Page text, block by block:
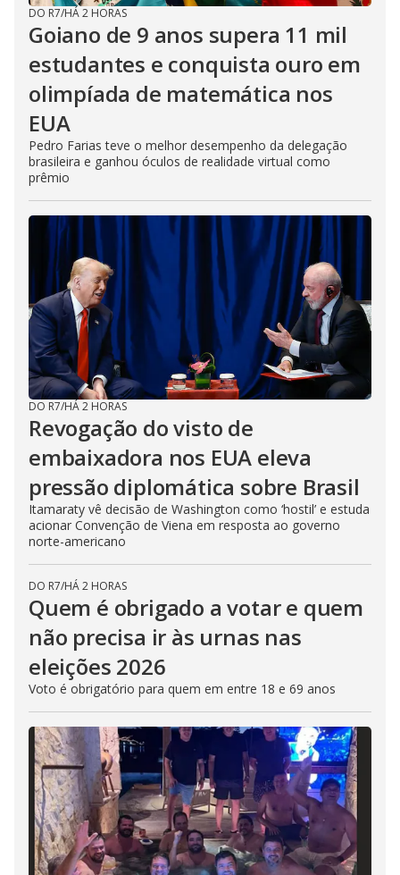
DO R7/HÁ 2 HORAS
Goiano de 9 anos supera 11 mil
estudantes e conquista ouro em
olimpíada de matemática nos
EUA
Pedro Farias teve o melhor desempenho da delegação
brasileira e ganhou óculos de realidade virtual como
prêmio
DO R7/HÁ 2 HORAS
Revogação do visto de
embaixadora nos EUA eleva
pressão diplomática sobre Brasil
Itamaraty vê decisão de Washington como ‘hostil’ e estuda
acionar Convenção de Viena em resposta ao governo
norte-americano
DO R7/HÁ 2 HORAS
Quem é obrigado a votar e quem
não precisa ir às urnas nas
eleições 2026
Voto é obrigatório para quem em entre 18 e 69 anos